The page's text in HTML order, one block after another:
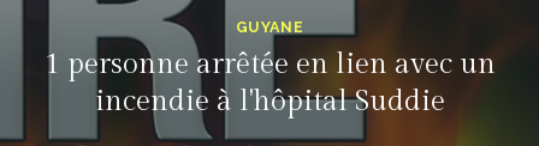
GUYANE
1 personne arrêtée en lien avec un
incendie à l'hôpital Suddie